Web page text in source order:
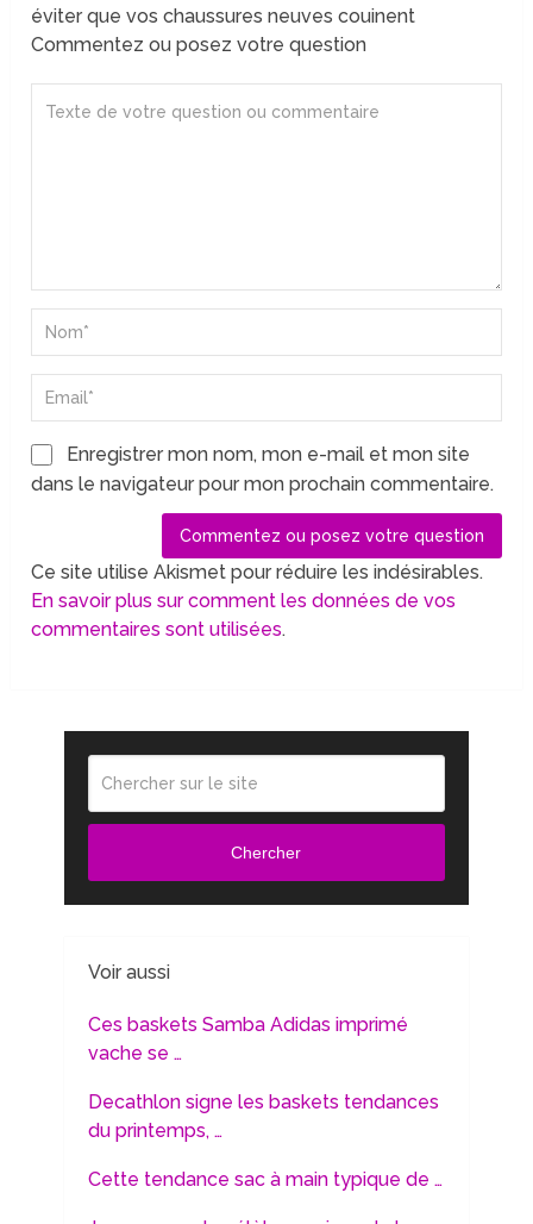
éviter que vos chaussures neuves couinent
Commentez ou posez votre question
Enregistrer mon nom, mon e-mail et mon site
dans le navigateur pour mon prochain commentaire.
Ce site utilise Akismet pour réduire les indésirables.
En savoir plus sur comment les données de vos
commentaires sont utilisées.
Chercher
Voir aussi
Ces baskets Samba Adidas imprimé
vache se …
Decathlon signe les baskets tendances
du printemps, …
Cette tendance sac à main typique de …